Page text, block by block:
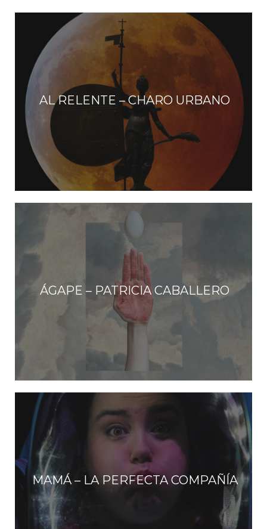
AL RELENTE – CHARO URBANO
ÁGAPE – PATRICIA CABALLERO
MAMÁ – LA PERFECTA COMPAÑÍA